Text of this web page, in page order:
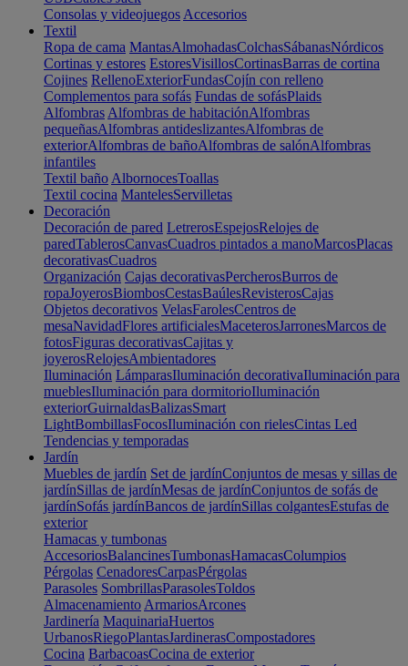
Consolas y videojuegos Accesorios
Textil
Ropa de cama MantasAlmohadasColchasSábanasNórdicos
Cortinas y estores EstoresVisillosCortinasBarras de cortina
Cojines RellenoExteriorFundasCojín con relleno
Complementos para sofás Fundas de sofásPlaids
Alfombras Alfombras de habitaciónAlfombras
pequeñasAlfombras antideslizantesAlfombras de
exteriorAlfombras de bañoAlfombras de salónAlfombras
infantiles
Textil baño AlbornocesToallas
Textil cocina MantelesServilletas
Decoración
Decoración de pared LetrerosEspejosRelojes de
paredTablerosCanvasCuadros pintados a manoMarcosPlacas
decorativasCuadros
Organización Cajas decorativasPercherosBurros de
ropaJoyerosBiombosCestasBaúlesRevisterosCajas
Objetos decorativos VelasFarolesCentros de
mesaNavidadFlores artificialesMaceterosJarronesMarcos de
fotosFiguras decorativasCajitas y
joyerosRelojesAmbientadores
Iluminación LámparasIluminación decorativaIluminación para
mueblesIluminación para dormitorioIluminación
exteriorGuirnaldasBalizasSmart
LightBombillasFocosIluminación con rielesCintas Led
Tendencias y temporadas
Jardín
Muebles de jardín Set de jardínConjuntos de mesas y sillas de
jardínSillas de jardínMesas de jardínConjuntos de sofás de
jardínSofás jardínBancos de jardínSillas colgantesEstufas de
exterior
Hamacas y tumbonas
AccesoriosBalancinesTumbonasHamacasColumpios
Pérgolas CenadoresCarpasPérgolas
Parasoles SombrillasParasolesToldos
Almacenamiento ArmariosArcones
Jardinería MaquinariaHuertos
UrbanosRiegoPlantasJardinerasCompostadores
Cocina BarbacoasCocina de exterior